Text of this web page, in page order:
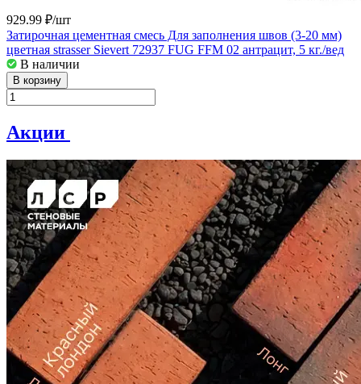
929.99 ₽/шт
Затирочная цементная смесь Для заполнения швов (3-20 мм)
цветная strasser Sievert 72937 FUG FFM 02 антрацит, 5 кг./вед
В наличии
В корзину
Акции